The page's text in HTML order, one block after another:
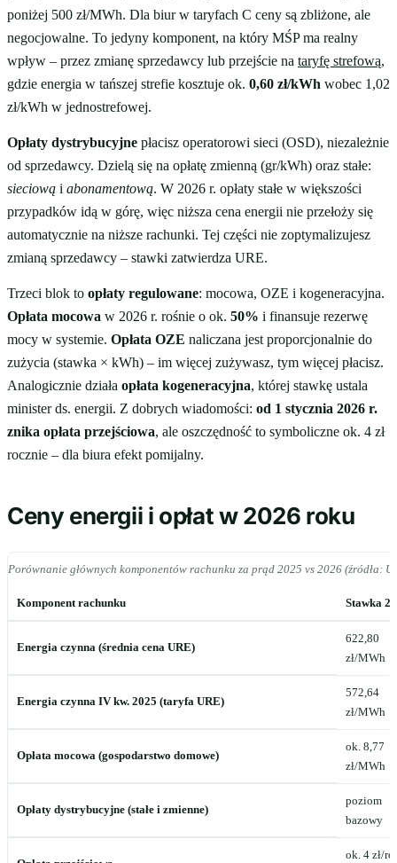
poniżej 500 zł/MWh. Dla biur w taryfach C ceny są zbliżone, ale
negocjowalne. To jedyny komponent, na który MŚP ma realny
wpływ – przez zmianę sprzedawcy lub przejście na taryfę strefową,
gdzie energia w tańszej strefie kosztuje ok. 0,60 zł/kWh wobec 1,02
zł/kWh w jednostrefowej.
Opłaty dystrybucyjne płacisz operatorowi sieci (OSD), niezależnie
od sprzedawcy. Dzielą się na opłatę zmienną (gr/kWh) oraz stałe:
sieciową i abonamentową. W 2026 r. opłaty stałe w większości
przypadków idą w górę, więc niższa cena energii nie przełoży się
automatycznie na niższe rachunki. Tej części nie zoptymalizujesz
zmianą sprzedawcy – stawki zatwierdza URE.
Trzeci blok to opłaty regulowane: mocowa, OZE i kogeneracyjna.
Opłata mocowa w 2026 r. rośnie o ok. 50% i finansuje rezerwę
mocy w systemie. Opłata OZE naliczana jest proporcjonalnie do
zużycia (stawka × kWh) – im więcej zużywasz, tym więcej płacisz.
Analogicznie działa opłata kogeneracyjna, której stawkę ustala
minister ds. energii. Z dobrych wiadomości: od 1 stycznia 2026 r.
znika opłata przejściowa, ale oszczędność to symboliczne ok. 4 zł
rocznie – dla biura efekt pomijalny.
Ceny energii i opłat w 2026 roku
Porównanie głównych komponentów rachunku za prąd 2025 vs 2026 (źródła:
Komponent rachunku Stawka
Energia czynna (średnia cena URE)
622,80
zł/MWh
Energia czynna IV kw. 2025 (taryfa URE)
572,64
zł/MWh
Opłata mocowa (gospodarstwo domowe)
ok. 8,77
zł/MWh
Opłaty dystrybucyjne (stałe i zmienne)
poziom
bazowy
ok. 4 zł/